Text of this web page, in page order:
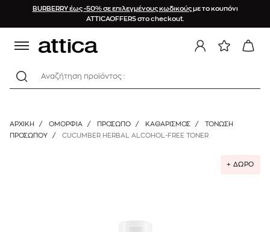
BURBERRY έως -50% σε επιλεγμένους κωδικούςμε το κουπόνι
ATTICAOFFERS στο checkout.
Αναζήτηση προϊόντος :
ΑΡΧΙΚΉ / ΟΜΟΡΦΙΑ / ΠΡΟΣΩΠΟ / ΚΑΘΑΡΙΣΜΌΣ /
ΤΌΝΩΣΗ
ΠΡΟΣΏΠΟΥ
/ CUCUMBER HERBAL ALCOHOL-FREE TONER
+ ΔΩΡΟ